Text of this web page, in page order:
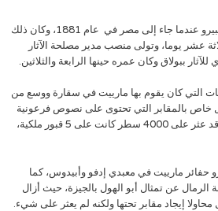
كانت النقلة الأهم في حياة ماسبيرو عندما جاء إلى مصر في عام 1881، وكان ذلك
عشر يوما، وتولى منصب مدير مصلحة الآثار
ببولاق وكان عمره حينها الرابعة والثلاثين.
التي كان يقوم بها مارييت في سقارة ووسع من
خاص بالمقابر التي تحتوى على نصوص فرعونية
مهمة تثرى اللغة الهيروغليفية وقد عثر على 4000 سطر كانت على 5 قبور ملكية،
حفائر مارييت في معبدي إدفو وأبيدوس، كما
عن تمثال أبو الهول بالجيزة، حيث أزال